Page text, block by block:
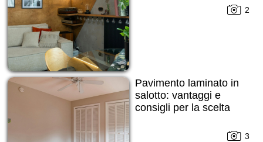
2
Pavimento laminato in
salotto: vantaggi e
consigli per la scelta
3